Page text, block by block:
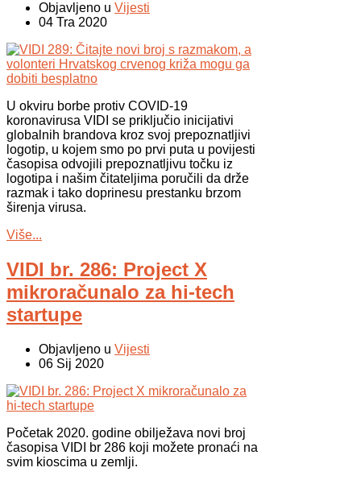
Objavljeno u Vijesti
04 Tra 2020
U okviru borbe protiv COVID-19
koronavirusa VIDI se priključio inicijativi
globalnih brandova kroz svoj prepoznatljivi
logotip, u kojem smo po prvi puta u povijesti
časopisa odvojili prepoznatljivu točku iz
logotipa i našim čitateljima poručili da drže
razmak i tako doprinesu prestanku brzom
širenja virusa.
Više...
VIDI br. 286: Project X
mikroračunalo za hi-tech
startupe
Objavljeno u Vijesti
06 Sij 2020
Početak 2020. godine obilježava novi broj
časopisa VIDI br 286 koji možete pronaći na
svim kioscima u zemlji.